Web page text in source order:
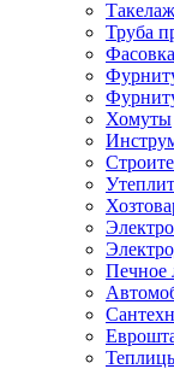
Такелаж
Труба
Фасовка
Хомуты
Печное